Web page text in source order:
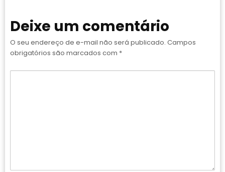
Deixe um comentário
O seu endereço de e-mail não será publicado. Campos
obrigatórios são marcados com *